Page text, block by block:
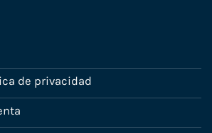
de privacidad